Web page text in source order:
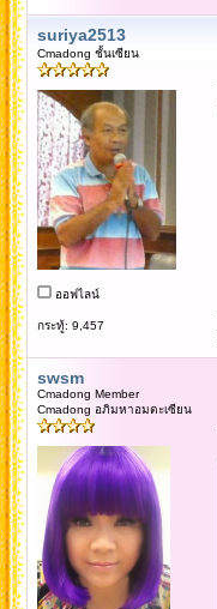
suriya2513
Cmadong ชั้นเซียน
ออฟไลน์
กระทู้: 9,457
swsm
Cmadong Member
Cmadong อภิมหาอมตะเซียน